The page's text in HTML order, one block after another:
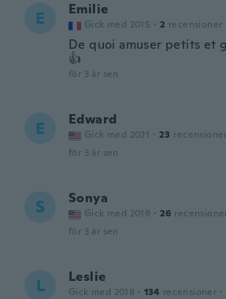
E Emilie
Gick med 2015 · 2 recensioner
De quoi amuser petits et
👍
för 3 år sen
E Edward
Gick med 2021 · 23 recensioner
för 3 år sen
S Sonya
Gick med 2019 · 26
för 3 år sen
L Leslie
Gick med 2018 · 134 recensioner ·